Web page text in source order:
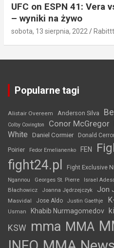
UFC on ESPN 41: Vera
– wyniki na żywo
sobota, 13 sierpnia, 2022 Rabittt
Popularne tagi
Alistair Overeem Anderson Silva
Colby Covington Conor McGregor
White
Daniel Cormier Donald
Poirier Fedor Emelianenko FEN
fight24.pl Fight Exclusive
Ngannou
Georges St. Pierre Israel
Błachowicz
Joanna Jędrzejczyk Jon
Masvidal
Jose Aldo Justin Gaethje
Usman
Khabib Nurmagomedov
KSW mma MMA